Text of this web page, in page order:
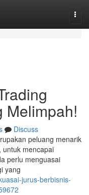
Melimpah!
Discuss
peluang menarik
untuk mencapai
perlu menguasai
yang
jurus-berbisnis-